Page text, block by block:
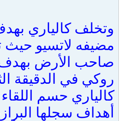
وتخلف كالياري
مضيفه لاتسيو حيث
صاحب الأرض
روكي في الدقيقة
كالياري حسم
أهداف سجلها